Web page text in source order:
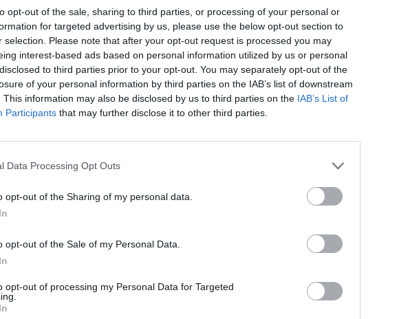
opt-out of the sale, sharing to third parties, or processing of your personal or
for targeted advertising by us, please use the below opt-out section to
selection. Please note that after your opt-out request is processed you may
interest-based ads based on personal information utilized by us or personal
to third parties prior to your opt-out. You may separately opt-out of the
of your personal information by third parties on the IAB’s list of downstream
This information may also be disclosed by us to third parties on the IAB’s List of
Participants that may further disclose it to other third parties.
Data Processing Opt Outs
opt-out of the Sharing of my personal data.
opt-out of the Sale of my Personal Data.
opt-out of processing my Personal Data for Targeted
de deuda en el alero... y Enrique
la Presidencia
Ceuta. Nuestra Señora
de África: convertir al
musulmán
Eulogio López
No perdamos el norte:
Argumentos
El regalo de 'Mojamé'